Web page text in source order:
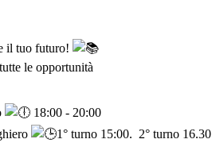
il tuo futuro!
le opportunità
18:00 - 20:00
1° turno 15:00. 2° turno 16.30